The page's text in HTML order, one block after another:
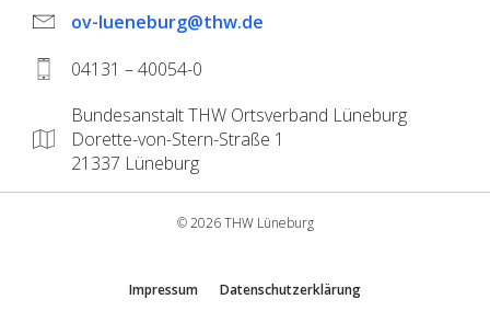
ov-lueneburg@thw.de
04131 – 40054-0
Bundesanstalt THW Ortsverband Lüneburg
Dorette-von-Stern-Straße 1
21337 Lüneburg
© 2026 THW Lüneburg
Impressum Datenschutzerklärung